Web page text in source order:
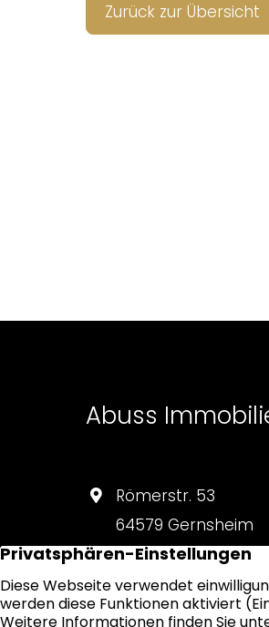
Zurück zur Übersicht
Abuss
Römerstr. 53
64579 Gernsheim
06258 90 59 591
info@abuss-